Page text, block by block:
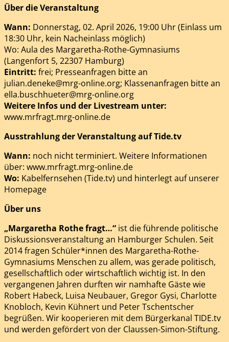
Über die Veranstaltung
Wann: Donnerstag, 02. April 2026, 19:00 Uhr (Einlass um
18:30 Uhr, kein Nacheinlass möglich)
Wo: Aula des Margaretha-Rothe-Gymnasiums
(Langenfort 5, 22307 Hamburg)
Eintritt: frei; Presseanfragen bitte an
julian.deneke@mrg-online.org; Klassenanfragen bitte an
ella.buschhueter@mrg-online.org
Weitere Infos und der Livestream unter:
www.mrfragt.mrg-online.de
Ausstrahlung der Veranstaltung auf Tide.tv
Wann: noch nicht terminiert. Weitere Informationen
über: www.mrfragt.mrg-online.de
Wo: Kabelfernsehen (Tide.tv) und hinterlegt auf unserer
Homepage
Über uns
„Margaretha Rothe fragt…“ ist die führende politische
Diskussionsveranstaltung an Hamburger Schulen. Seit
2014 fragen Schüler*innen des Margaretha-Rothe-
Gymnasiums Menschen zu allem, was gerade politisch,
gesellschaftlich oder wirtschaftlich wichtig ist. In den
vergangenen Jahren durften wir namhafte Gäste wie
Robert Habeck, Luisa Neubauer, Gregor Gysi, Charlotte
Knobloch, Kevin Kühnert und Peter Tschentscher
begrüßen. Wir kooperieren mit dem Bürgerkanal TIDE.tv
und werden gefördert von der Claussen-Simon-Stiftung.